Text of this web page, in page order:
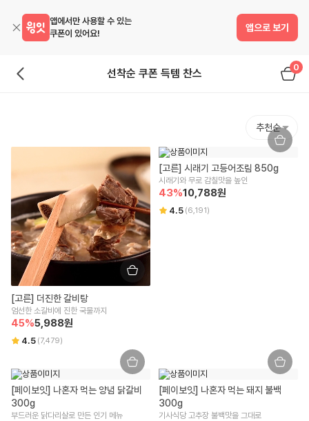
앱에서만 사용할 수 있는
쿠폰이 있어요!
앱으로 보기
선착순 쿠폰 득템 찬스 0
추천순
[고른] 더진한 갈비탕
엄선한 소갈비에 진한 국물까지
45%5,988원
4.5 (7,479)
[고른] 시래기 고등어조림 850g
시래기와 무로 감칠맛을 높인
43%10,788원
4.5 (6,191)
[페이보잇] 나혼자 먹는 양념 닭갈비
300g
부드러운 닭다리살로 만든 인기 메뉴
[페이보잇] 나혼자 먹는 돼지 불백
300g
기사식당 고추장 불백맛을 그대로